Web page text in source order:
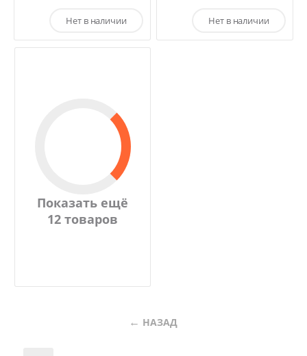
Нет в наличии Нет в наличии
Показать ещё
12 товаров
НАЗАД